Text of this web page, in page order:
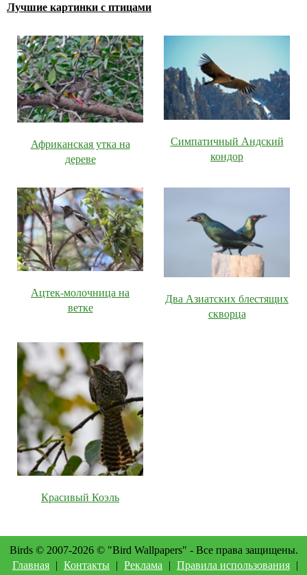
Лучшие картинки с птицами
Африканская утка на
дереве
Симпатичный Андский
кондор
Ацтек-молочница на
ветке
Два Азиатских блестящих
скворца
Красивый Коэль
Birds © 2007-2026 © "Bird Wallpapers" - Все права защищены.
Главная | Контакты | Реклама | Правила использования |